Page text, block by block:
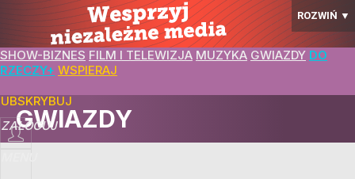
ROZWIŃ ▼
SHOW-BIZNES FILM I TELEWIZJA MUZYKA GWIAZDY DO
RZECZY+ WSPIERAJ
ZALOGUJ
GWIAZDY